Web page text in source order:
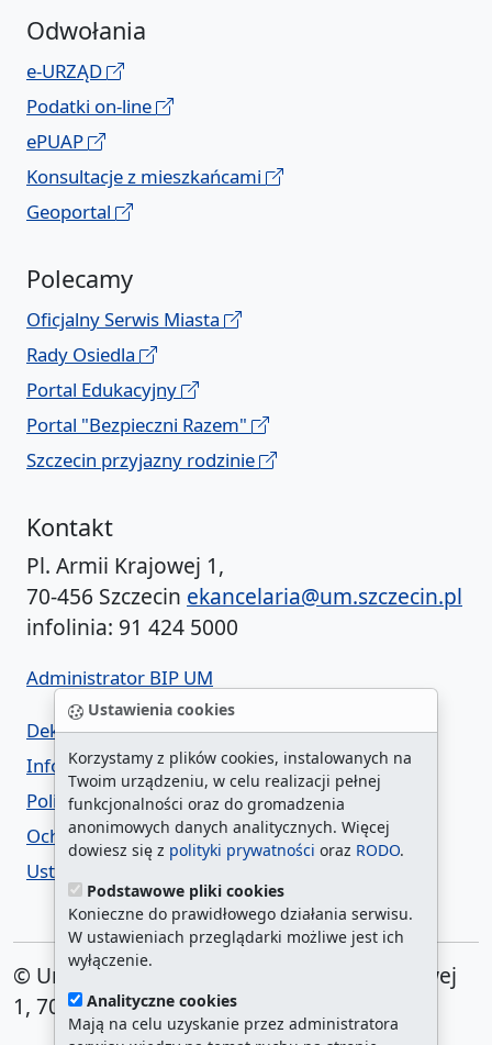
Ustawienia cookies
Korzystamy z plików cookies, instalowanych na
Twoim urządzeniu, w celu realizacji pełnej
funkcjonalności oraz do gromadzenia
anonimowych danych analitycznych. Więcej
dowiesz się z polityki prywatności oraz RODO.
Podstawowe pliki cookies
Konieczne do prawidłowego działania serwisu.
W ustawieniach przeglądarki możliwe jest ich
wyłączenie.
Analityczne cookies
Mają na celu uzyskanie przez administratora
Odwołania
e-URZĄD
Podatki on-line
ePUAP
Konsultacje z mieszkańcami
Geoportal
Polecamy
Oficjalny Serwis Miasta
Rady Osiedla
Portal Edukacyjny
Portal "Bezpieczni Razem"
Szczecin przyjazny rodzinie
Kontakt
Pl. Armii Krajowej 1,
70-456 Szczecin ekancelaria@um.szczecin.pl
infolinia: 91 424 5000
Administrator BIP UM
Deklaracja dostępności
Informacja o urzędzie w ETR
Polityka prywatności
Ochrona danych osobowych
Ustawienia cookies
© Urząd Miasta Szczecin. Plac Armii Krajowej
1, 70-456 Szczecin